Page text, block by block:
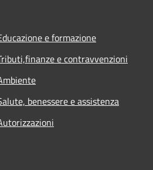
e formazione
e contravvenzioni
benessere e assistenza